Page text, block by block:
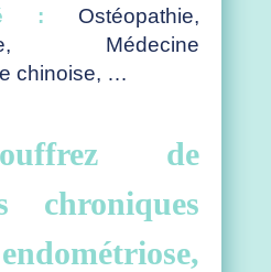
: Ostéopathie,
Médecine
chinoise, …
de
chroniques